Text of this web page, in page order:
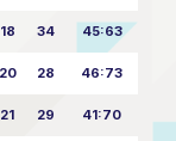
18 34 45:63
20 28 46:73
21 29 41:70